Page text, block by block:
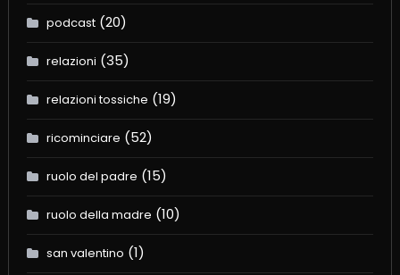
podcast(20)
relazioni (35)
relazioni tossiche (19)
ricominciare (52)
ruolo del padre (15)
ruolo della madre (10)
san valentino (1)